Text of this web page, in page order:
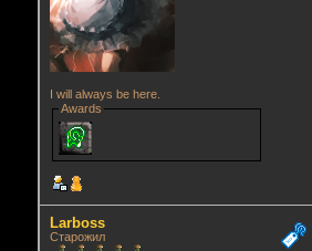
I will always be here.
Awards
Lаrboss
Старожил